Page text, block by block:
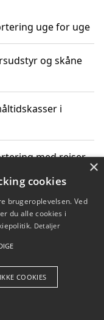
uge for uge
og skåne
i
med rejser
til co2 reduktion
×
cookies
brugeroplevelsen. Ved
du alle cookies i
Detaljer
COOKIES